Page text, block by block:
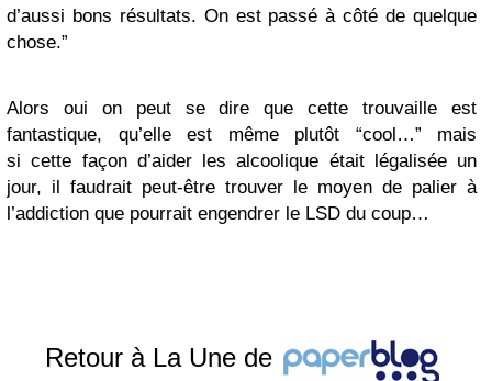
d’aussi bons résultats. On est passé à côté de quelque
chose.”
Alors oui on peut se dire que cette trouvaille est
fantastique, qu’elle est même plutôt “cool…” mais
si cette façon d’aider les alcoolique était légalisée un
jour, il faudrait peut-être trouver le moyen de palier à
l’addiction que pourrait engendrer le LSD du coup…
Retour à La Une de